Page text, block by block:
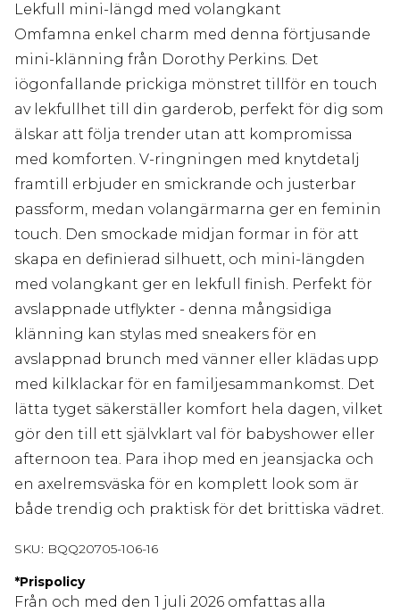
Lekfull mini-längd med volangkant
Omfamna enkel charm med denna förtjusande
mini-klänning från Dorothy Perkins. Det
iögonfallande prickiga mönstret tillför en touch
av lekfullhet till din garderob, perfekt för dig som
älskar att följa trender utan att kompromissa
med komforten. V-ringningen med knytdetalj
framtill erbjuder en smickrande och justerbar
passform, medan volangärmarna ger en feminin
touch. Den smockade midjan formar in för att
skapa en definierad silhuett, och mini-längden
med volangkant ger en lekfull finish. Perfekt för
avslappnade utflykter - denna mångsidiga
klänning kan stylas med sneakers för en
avslappnad brunch med vänner eller klädas upp
med kilklackar för en familjesammankomst. Det
lätta tyget säkerställer komfort hela dagen, vilket
gör den till ett självklart val för babyshower eller
afternoon tea. Para ihop med en jeansjacka och
en axelremsväska för en komplett look som är
både trendig och praktisk för det brittiska vädret.
SKU: BQQ20705-106-16
*Prispolicy
Från och med den 1 juli 2026 omfattas alla